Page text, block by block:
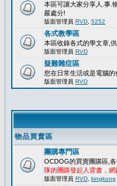
本區可讓大家分享人.事.
嚴處分!
版面管理員 RVD 5252
各式教學區
本區收錄各式的學文章,
版面管理員 RVD
疑難雜症區
您在日常生活或是電腦
版面管理員 RVD
物品買賣區
團購專門區
OCDOG的買賣團購區,
隊的團購發起人背書，
版面管理員 RVD kingkong